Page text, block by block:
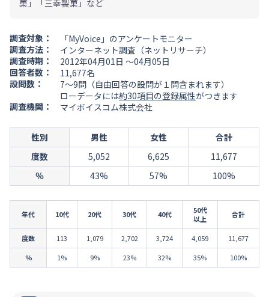
菓」「三幸製菓」など
調査対象：
「MyVoice」のアンケートモニター
調査方法：
インターネット調査（ネットリサーチ）
調査時期：
2012年04月01日 ～04月05日
回答者数：
11,677名
設問数：
7～9問（自由回答の設問が１問含まれます）
ローデータには約30項目の登録属性がつきます
調査機関：
マイボイスコム株式会社
性別 男性 女性
合計
度数
5,052 6,625
11,677
％
43% 57% 100%
年代 10代 20代 30代 40代
50代
以上
合計
度数 113 1,079 2,702 3,724 4,059
11,677
％
1% 9% 23% 32% 35% 100%